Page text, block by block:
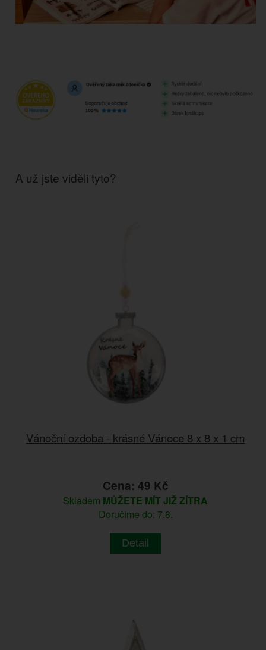
A už jste viděli tyto?
Vánoční ozdoba - krásné Vánoce 8 x 8 x 1 cm
Cena: 49 Kč
Skladem MŮŽETE MÍT JIŽ ZÍTRA
Doručíme do: 7.8.
Detail